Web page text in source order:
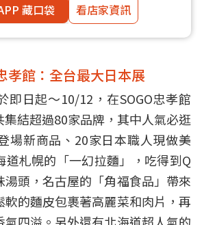
藏口袋
看店家資訊
孝館：全台最大日本展
即日起～10/12，在SOGO忠孝館
結超過80家品牌，其中人氣必逛
場新商品、20家日本職人現做美
道札幌的「一幻拉麵」，吃得到Q
湯頭，名古屋的「角福食品」帶來
軟的麵皮包裹著高麗菜和肉片，再